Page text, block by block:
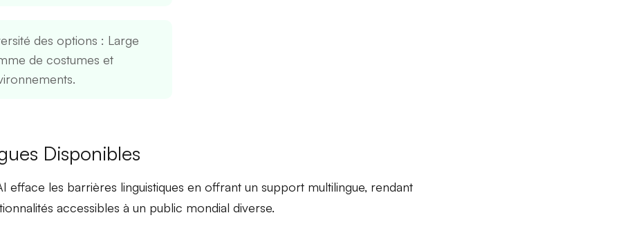
des options : Large
de costumes et
Disponibles
efface les barrières linguistiques en offrant un support multilingue, rendant
accessibles à un public mondial diverse.